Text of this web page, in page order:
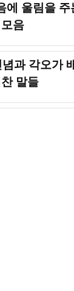
에 울림을 주
음
과 각오가
말들